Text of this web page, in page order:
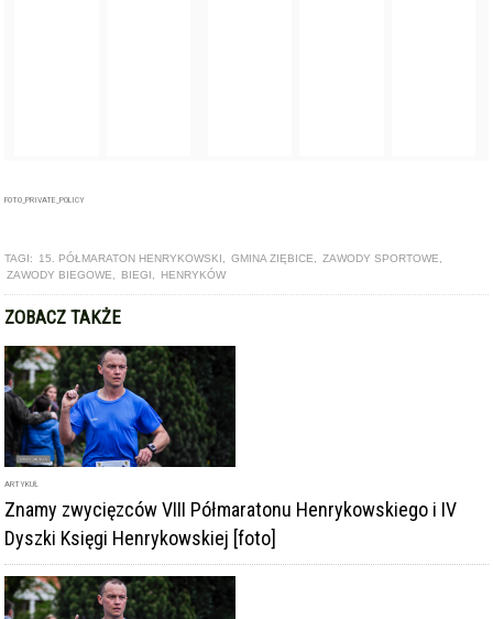
FOTO_PRIVATE_POLICY
TAGI: 15. PÓŁMARATON HENRYKOWSKI GMINA ZIĘBICE ZAWODY SPORTOWE
ZAWODY BIEGOWE
BIEGI HENRYKÓW
ZOBACZ TAKŻE
ARTYKUŁ
Znamy zwycięzców VIII Półmaratonu Henrykowskiego i IV
Dyszki Księgi Henrykowskiej [foto]